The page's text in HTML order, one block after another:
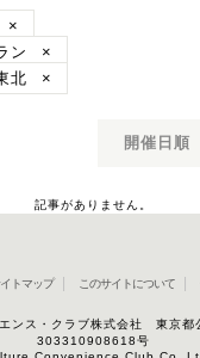
×
ン
×
北 ×
開催日順
記事がありません。
トマップ このサイトについて
エンス・クラブ株式会社 東京
303310908618号